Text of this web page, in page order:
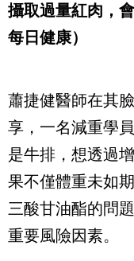
攝取過量紅肉，
每日健康）
蕭捷健醫師在其
享，一名減重學
是牛排，想透過
果不僅體重未如
三酸甘油酯的問
重要風險因素。